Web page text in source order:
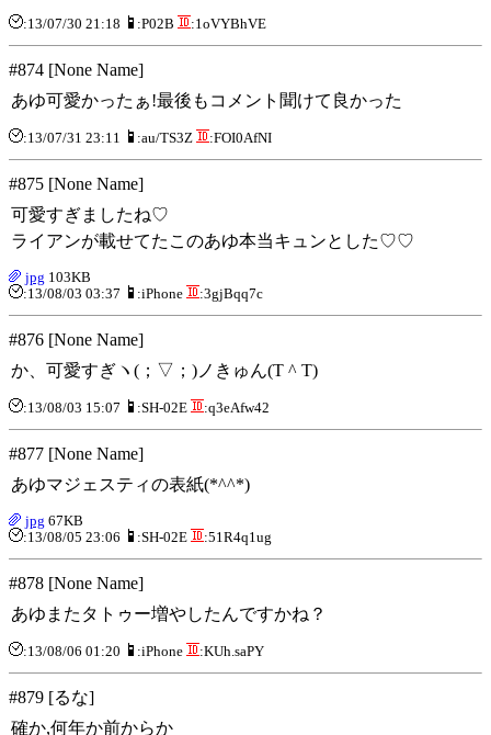
:13/07/30 21:18 :P02B :1oVYBhVE
#874 [None Name]
あゆ可愛かったぁ!最後もコメント聞けて良かった
:13/07/31 23:11 :au/TS3Z :FOI0AfNI
#875 [None Name]
可愛すぎましたね♡
ライアンが載せてたこのあゆ本当キュンとした♡♡
jpg 103KB
:13/08/03 03:37
:iPhone :3gjBqq7c
#876 [None Name]
か、可愛すぎヽ(；▽；)ノきゅん(T ^ T)
:13/08/03 15:07 :SH-02E :q3eAfw42
#877 [None Name]
あゆマジェスティの表紙(*^^*)
jpg 67KB
:13/08/05 23:06
:SH-02E :51R4q1ug
#878 [None Name]
あゆまたタトゥー増やしたんですかね？
:13/08/06 01:20 :iPhone :KUh.saPY
#879 [るな]
確か,何年か前からか